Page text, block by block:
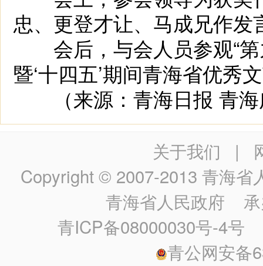
忠、更登才让、马成兄作发
会后，与会人员参观“第
暨‘十四五’期间青海省优秀
（来源：青海日报 青海
关于我们 |
Copyright © 2007-2013 青海省
青海省人民政府 承
青ICP备08000030号-4号
青公网安备